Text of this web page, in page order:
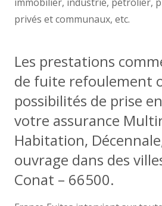
privés et communaux, etc.
Les prestations
de fuite refoulement
possibilités de prise
votre assurance
Habitation,
ouvrage dans des
Conat – 66500.